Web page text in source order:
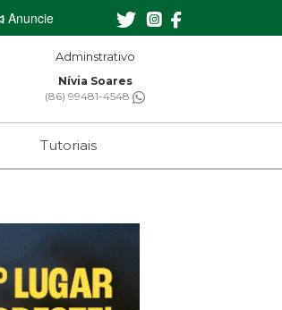
Anuncie
Editor-chefe
Sebastian Eugênio
(61) 99650-2473
Tutoriais